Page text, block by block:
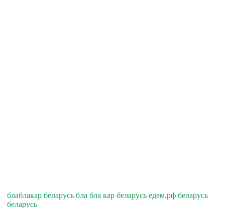
блаблакар беларусь бла бла кар беларусь едем.рф беларусь
беларусь